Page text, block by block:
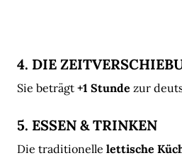
4. DIE
Sie beträgt +1 Stunde zur
5. ESSEN & TRINKEN
Die traditionelle lettische